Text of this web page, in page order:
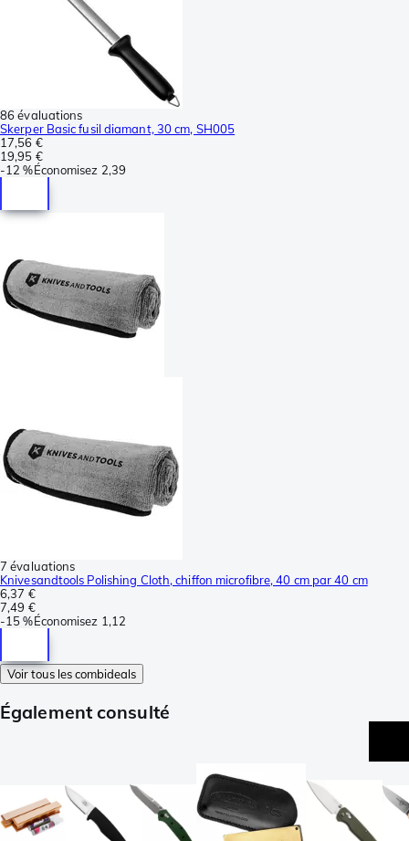
86 évaluations
Skerper Basic fusil diamant, 30 cm, SH005
17,56 €
19,95 €
-12 %Économisez 2,39
7 évaluations
Knivesandtools Polishing Cloth, chiffon microfibre, 40 cm par 40 cm
6,37 €
7,49 €
-15 %Économisez 1,12
Voir tous les combideals
Également consulté